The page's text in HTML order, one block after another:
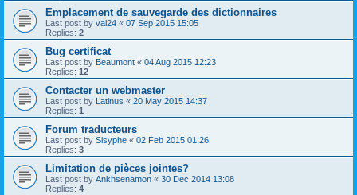
Emplacement de sauvegarde des dictionnaires
Last post by val24 « 07 Sep 2015 15:05
Replies: 2
Bug certificat
Last post by Beaumont « 04 Aug 2015 12:23
Replies: 12
Contacter un webmaster
Last post by Latinus « 20 May 2015 14:37
Replies: 1
Forum traducteurs
Last post by Sisyphe « 02 Feb 2015 01:26
Replies: 3
Limitation de pièces jointes?
Last post by Ankhsenamon « 30 Dec 2014 13:08
Replies: 4